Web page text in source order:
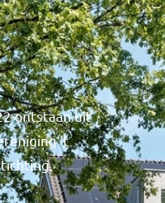
ontstaan uit
’t